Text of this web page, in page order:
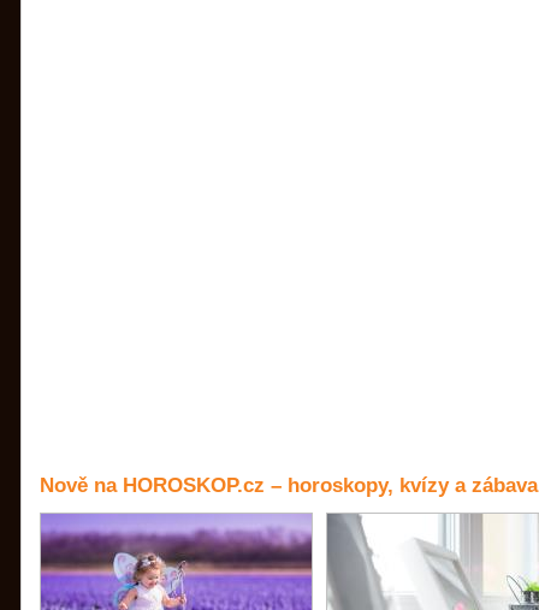
Nově na HOROSKOP.cz – horoskopy, kvízy a zábava